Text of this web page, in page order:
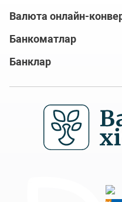
Валюта онлайн-
Банкоматлар
Банклар